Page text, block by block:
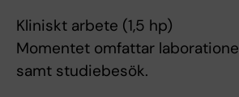
Kliniskt arbete (1,5 hp)
Momentet omfattar
samt studiebesök.